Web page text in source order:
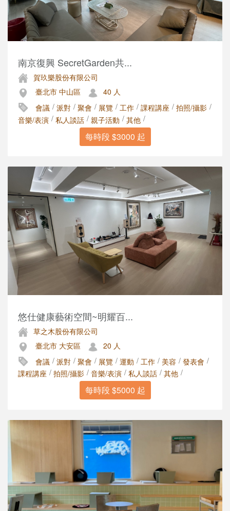
南京復興 SecretGarden共...
賀玖樂股份有限公司
臺北市 中山區
40 人
會議 / 派對 / 聚會 / 展覽 / 工作 / 課程講座 / 拍照/攝影 /
音樂/表演 / 私人談話 / 親子活動 / 其他 /
每時段 $3000 起
悠仕健康藝術空間~明耀百...
草之木股份有限公司
臺北市 大安區
20 人
會議 / 派對 / 聚會 / 展覽 / 運動 / 工作 / 美容 / 發表會 /
課程講座 / 拍照/攝影 / 音樂/表演 / 私人談話 / 其他 /
每時段 $5000 起